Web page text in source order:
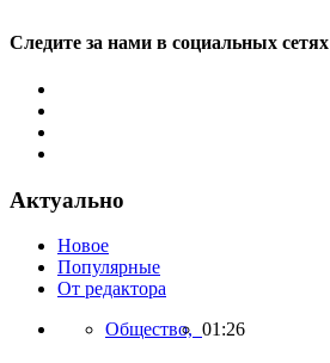
Следите за нами в социальных сетях
Актуально
Новое
Популярные
От редактора
Общество, 01:26